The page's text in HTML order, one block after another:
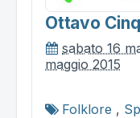
Ottavo
sabato 16
maggio 2015
Folklore ,